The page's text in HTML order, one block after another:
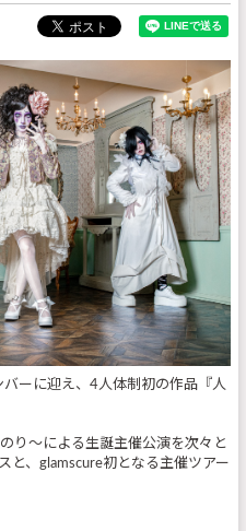
ーに迎え、4人体制初の作品『人
り〜による生誕主催公演を次々と
と、glamscure初となる主催ツアー